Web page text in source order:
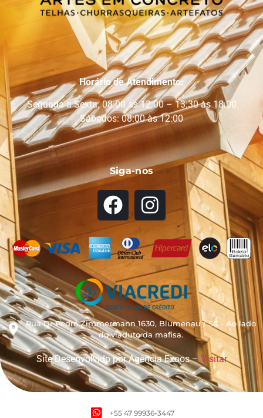
Horário de Atendimento:
Segunda a Sexta: 08:00 às 12:00 – 13:30 às 18:00
Sábados: 08:00 às 12:00
Siga-nos
Rua Dr Pedro Zimmermann 1630, Blumenau / SC - Ao lado
do viaduto da mafisa.
Site Desenvolvido por Agência Exoos –Visitar
+55 47 99936-3447